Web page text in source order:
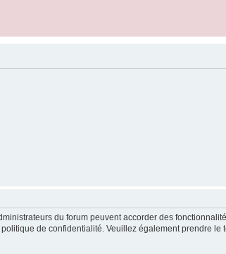
du forum peuvent accorder des
de confidentialité. Veuillez également prendre le